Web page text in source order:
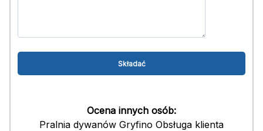
Ocena innych osób:
Pralnia dywanów Gryfino Obsługa klienta